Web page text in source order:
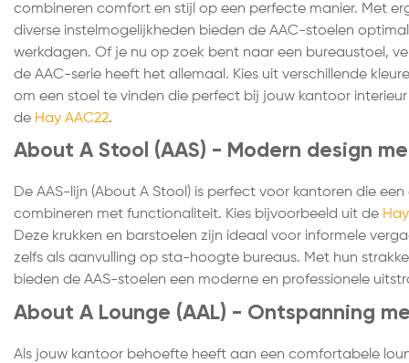
combineren comfort en stijl op een perfecte manier. Met
diverse instelmogelijkheden bieden de AAC-stoelen
werkdagen. Of je nu op zoek bent naar een bureaustoel,
de AAC-serie heeft het allemaal. Kies uit verschillende
om een stoel te vinden die perfect bij jouw kantoor
de Hay AAC22.
About A Stool (AAS) - Modern design
De AAS-lijn (About A Stool) is perfect voor kantoren die
combineren met functionaliteit. Kies bijvoorbeeld uit de
Deze krukken en barstoelen zijn ideaal voor informele
zelfs als aanvulling op sta-hoogte bureaus. Met hun
bieden de AAS-stoelen een moderne en professionele
About A Lounge (AAL) - Ontspanning
Als jouw kantoor behoefte heeft aan een comfortabele